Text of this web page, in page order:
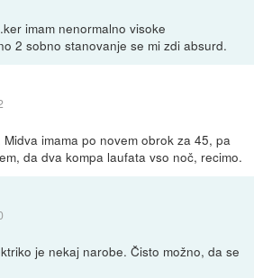
imam nenormalno visoke
2 sobno stanovanje se mi zdi absurd.
imama po novem obrok za 45, pa
da dva kompa laufata vso noč, recimo.
je nekaj narobe. Čisto možno, da se